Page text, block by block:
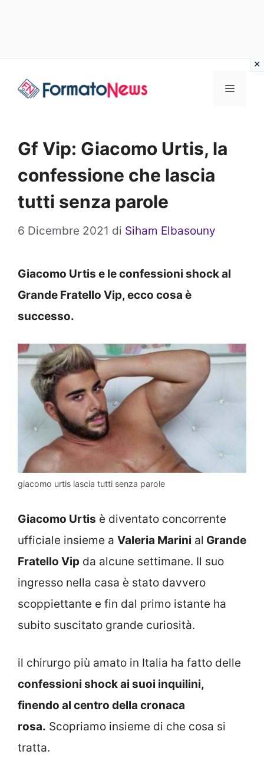
Menu
Gf Vip: Giacomo Urtis, la
confessione che lascia
tutti senza parole
6 Dicembre 2021 di Siham Elbasouny
Giacomo Urtis e le confessioni shock al
Grande Fratello Vip, ecco cosa è
successo.
giacomo urtis lascia tutti senza parole
Giacomo Urtis è diventato concorrente
ufficiale insieme a Valeria Marini al Grande
Fratello Vip da alcune settimane. Il suo
ingresso nella casa è stato davvero
scoppiettante e fin dal primo istante ha
subito suscitato grande curiosità.
il chirurgo più amato in Italia ha fatto delle
confessioni shock ai suoi inquilini,
finendo al centro della cronaca
rosa. Scopriamo insieme di che cosa si
tratta.